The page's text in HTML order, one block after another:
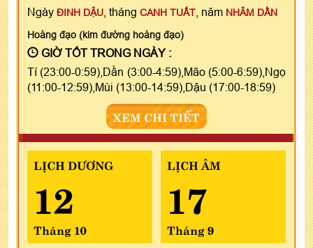
Ngày ĐINH DẬU , tháng CANH TUẤT , năm NHÂM DẦN
Hoàng đạo (kim đường hoàng đạo)
GIỜ TỐT TRONG NGÀY :
Tí (23:00-0:59),Dần (3:00-4:59),Mão (5:00-6:59),Ngọ
(11:00-12:59),Mùi (13:00-14:59),Dậu (17:00-18:59)
XEM CHI TIẾT
LỊCH DƯƠNG
12
Tháng 10
LỊCH ÂM
17
Tháng 9